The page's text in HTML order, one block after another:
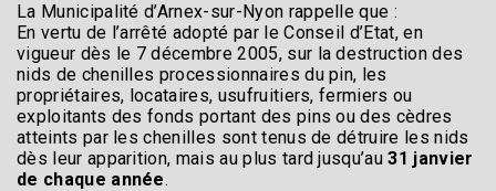
La Municipalité d’Arnex-sur-Nyon rappelle que :
En vertu de l’arrêté adopté par le Conseil d’Etat, en
vigueur dès le 7 décembre 2005, sur la destruction des
nids de chenilles processionnaires du pin, les
propriétaires, locataires, usufruitiers, fermiers ou
exploitants des fonds portant des pins ou des cèdres
atteints par les chenilles sont tenus de détruire les nids
dès leur apparition, mais au plus tard jusqu’au31 janvier
de chaque année.